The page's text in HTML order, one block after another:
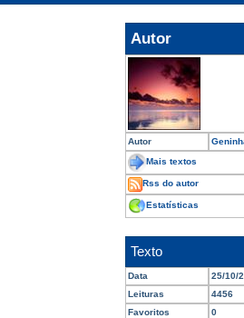
Autor
Autor
Mais textos
Rss do autor
Estatísticas
Texto
Data
25/10/
Leituras
4456
Favoritos
0